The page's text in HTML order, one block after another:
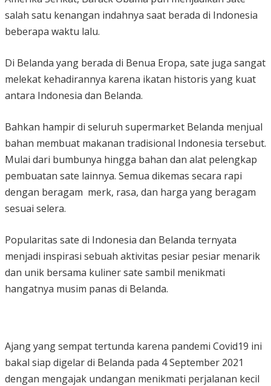
salah satu kenangan indahnya saat berada di Indonesia
beberapa waktu lalu.
Di Belanda yang berada di Benua Eropa, sate juga sangat
melekat kehadirannya karena ikatan historis yang kuat
antara Indonesia dan Belanda.
Bahkan hampir di seluruh supermarket Belanda menjual
bahan membuat makanan tradisional Indonesia tersebut.
Mulai dari bumbunya hingga bahan dan alat pelengkap
pembuatan sate lainnya. Semua dikemas secara rapi
dengan beragam merk, rasa, dan harga yang beragam
sesuai selera.
Popularitas sate di Indonesia dan Belanda ternyata
menjadi inspirasi sebuah aktivitas pesiar pesiar menarik
dan unik bersama kuliner sate sambil menikmati
hangatnya musim panas di Belanda.
Ajang yang sempat tertunda karena pandemi Covid19 ini
bakal siap digelar di Belanda pada 4 September 2021
dengan mengajak undangan menikmati perjalanan kecil